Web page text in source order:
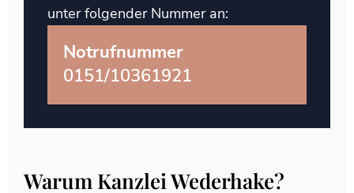
Warum Kanzlei Wederhake?
unter folgender Nummer an:
Notrufnummer
0151/10361921